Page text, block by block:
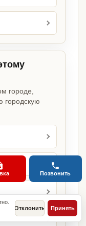
городе,
городскую
Отклонить Принять
Позвонить